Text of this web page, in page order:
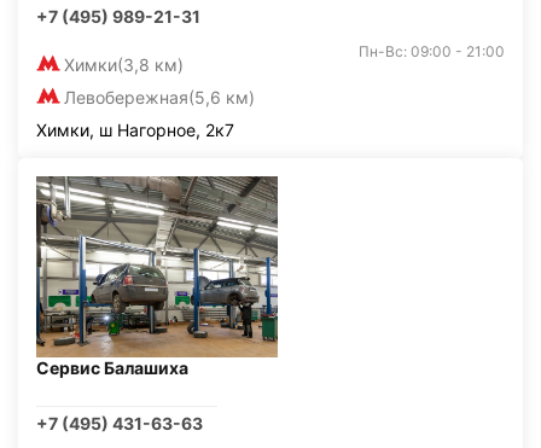
+7 (495) 989-21-31
Химки(3,8 км)
Левобережная(5,6 км)
Пн-Вс: 09:00 - 21:00
Химки, ш Нагорное, 2к7
Сервис Балашиха
+7 (495) 431-63-63